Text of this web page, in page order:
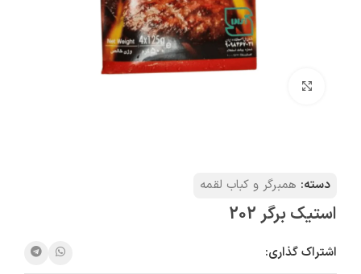
دسته: همبرگر و کباب لقمه
استیک برگر 202
اشتراک گذاری: